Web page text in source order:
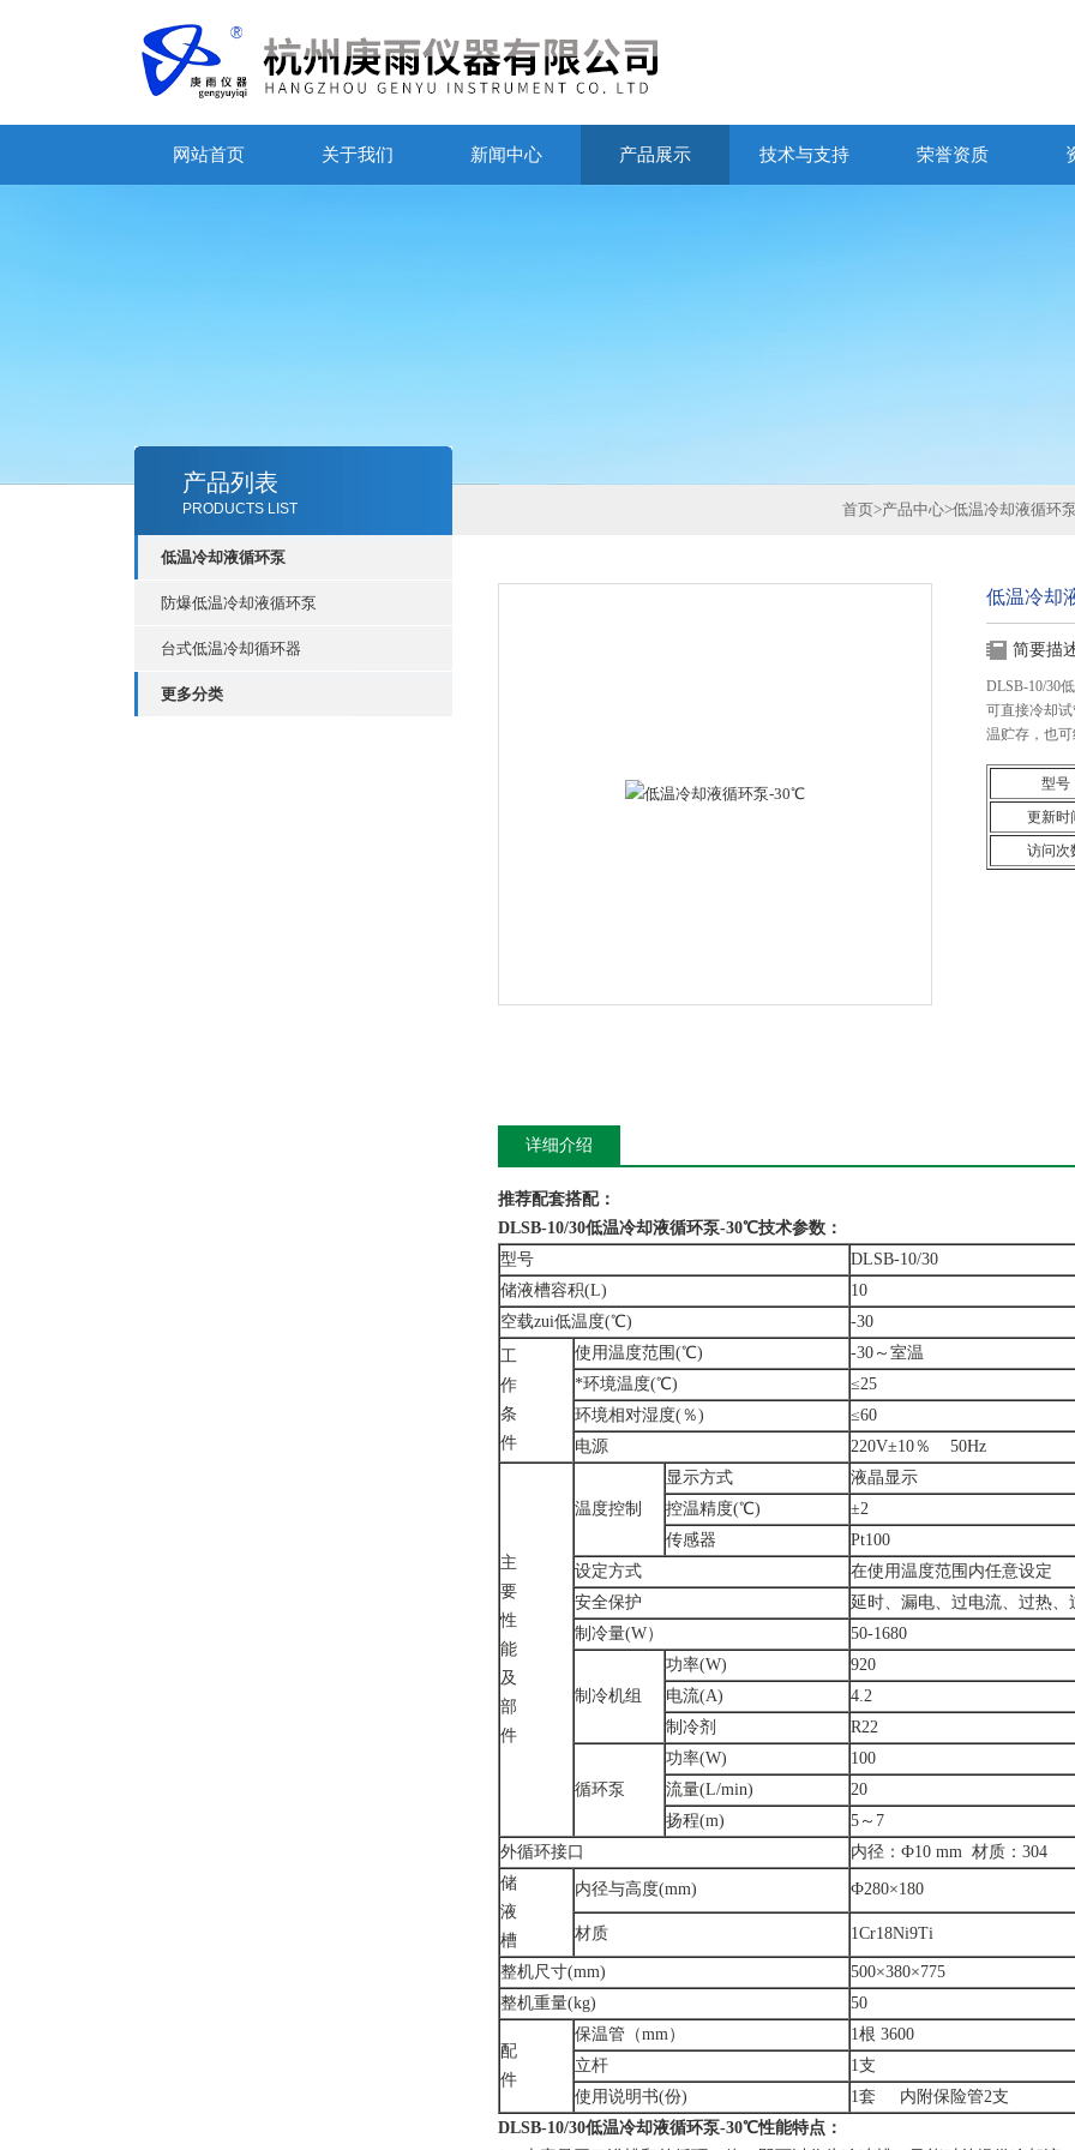
网站首页 关于我们 新闻中心 产品展示 技术与支持 荣誉资质
产品列表
PRODUCTS LIST
低温冷却液循环泵
防爆低温冷却液循环泵
台式低温冷却循环器
更多分类
首页>产品中心>低温冷却液循环
低温冷却
简要描
DLSB-10/30
可直接冷却
温贮存，也
型号
更新时
访问次
详细介绍
推荐配套搭配：
DLSB-10/30低温冷却液循环泵-30℃技术参数：
型号
DLSB-10/30
储液槽容积(L)
10
空载zui低温度(℃)
-30
工
作
条
件
使用温度范围(℃)
-30～室温
*环境温度(℃)
≤25
环境相对湿度(％)
≤60
电源
220V±10％ 50Hz
主
要
性
能
及
部
件
温度控制
显示方式
液晶显示
控温精度(℃)
±2
传感器
Pt100
设定方式
在使用温度范围内任意设定
安全保护
延时、漏电、过电流、过热、
制冷量(W）
50-1680
制冷机组
功率(W)
920
电流(A)
4.2
制冷剂
R22
循环泵
功率(W)
100
流量(L/min)
20
扬程(m)
5～7
外循环接口
内径：Ф10 mm 材质：304
储
液
槽
内径与高度(mm) Ф280×180
材质 1Cr18Ni9Ti
整机尺寸(mm)
500×380×775
整机重量(kg)
50
配
件
保温管（mm）
1根 3600
立杆
1支
使用说明书(份)
1套 内附保险管2支
DLSB-10/30低温冷却液循环泵-30℃性能特点：